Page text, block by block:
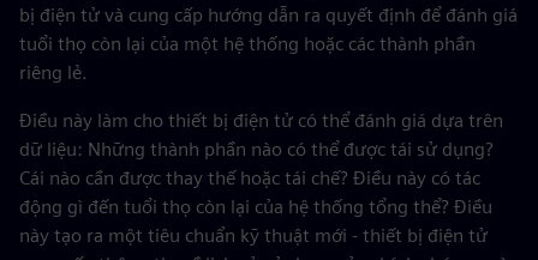
bị điện tử và cung cấp hướng dẫn ra quyết định để đánh giá
tuổi thọ còn lại của một hệ thống hoặc các thành phần
riêng lẻ.
Điều này làm cho thiết bị điện tử có thể đánh giá dựa trên
dữ liệu: Những thành phần nào có thể được tái sử dụng?
Cái nào cần được thay thế hoặc tái chế? Điều này có tác
động gì đến tuổi thọ còn lại của hệ thống tổng thể? Điều
này tạo ra một tiêu chuẩn kỹ thuật mới - thiết bị điện tử